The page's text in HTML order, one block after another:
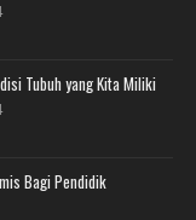
Tubuh yang Kita Miliki
Bagi Pendidik